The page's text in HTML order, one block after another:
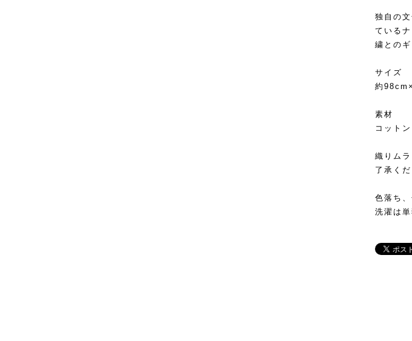
独自の
ている
繍との
サイズ
約
素材
コットン
織りム
了承くだ
色落ち
洗濯は